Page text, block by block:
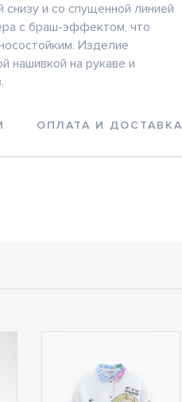
снизу и со спущенной линией
с браш-эффектом, что
Изделие
нашивкой на рукаве и
ОПЛАТА И ДОСТАВКА